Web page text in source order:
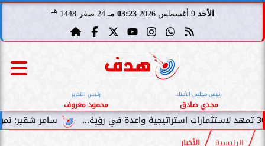
الأحد 9 أغسطس 2026 03:23 مـ 24 صفر 1448 هـ
رئيس مجلس الأمناء
مجدي صادق
رئيس التحرير
محمود معروف
سامر شقير: نمو صناديق
الرئيسية الأخبار